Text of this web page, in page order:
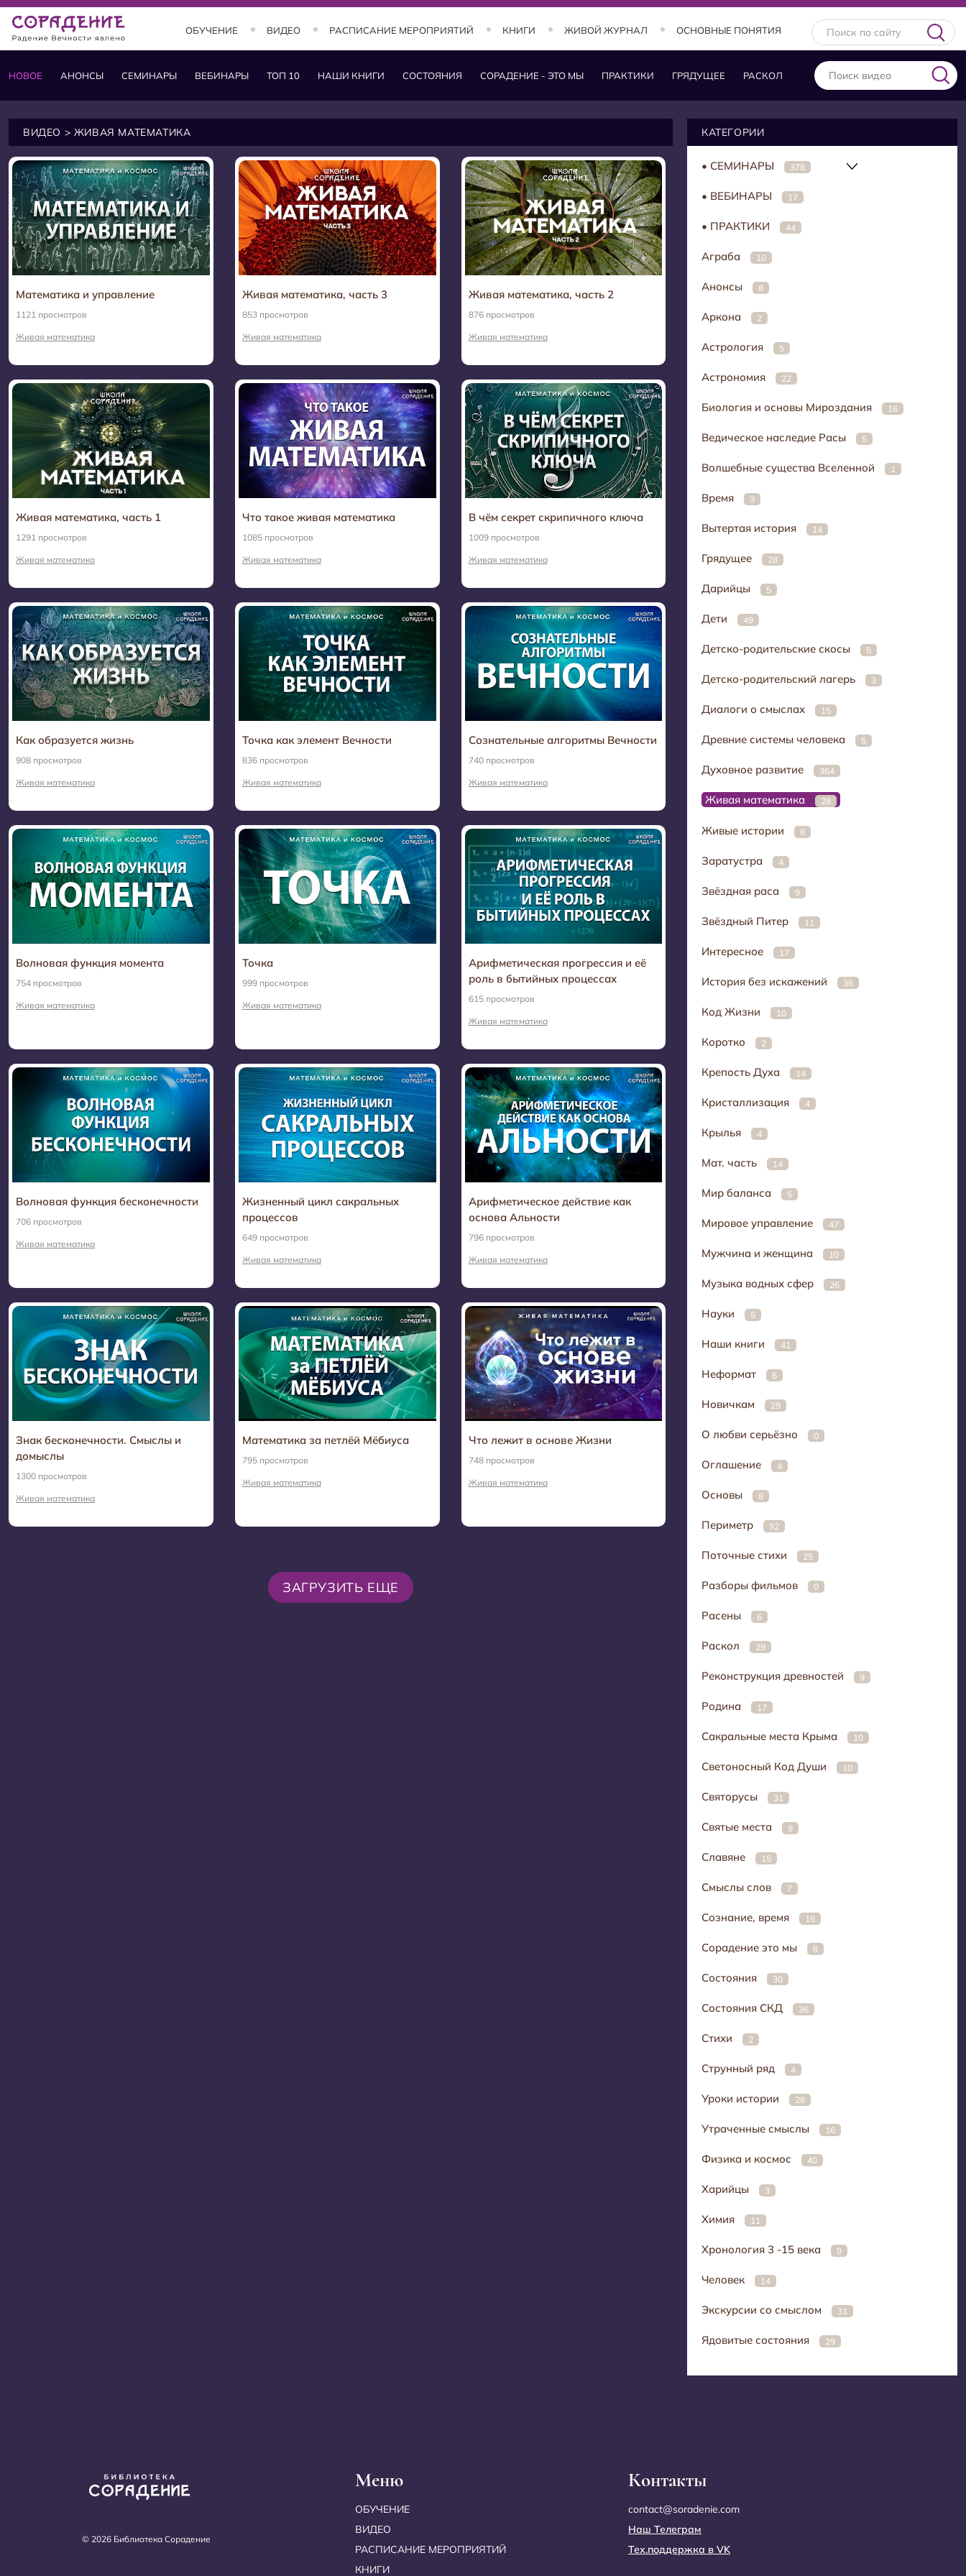
ОБУЧЕНИЕ
ОБУЧЕНИЕ
Практика
Состояния
Заставки
ВИДЕО РАСПИСАНИЕ МЕРОПРИЯТИЙ КНИГИ ЖИВОЙ ЖУРНАЛ ОСНОВНЫЕ ПОНЯТИЯ
НОВОЕ АНОНСЫ СЕМИНАРЫ ВЕБИНАРЫ ТОП 10 НАШИ КНИГИ СОСТОЯНИЯ СОРАДЕНИЕ - ЭТО МЫ ПРАКТИКИ ГРЯДУЩЕЕ РАСКОЛ
ВИДЕО > ЖИВАЯ МАТЕМАТИКА
Математика и управление
1121 просмотров
Живая математика
Живая математика, часть 3
853 просмотров
Живая математика
Живая математика, часть 2
876 просмотров
Живая математика
Живая математика, часть 1
1291 просмотров
Живая математика
Что такое живая математика
1085 просмотров
Живая математика
В чём секрет скрипичного ключа
1009 просмотров
Живая математика
Как образуется жизнь
908 просмотров
Живая математика
Точка как элемент Вечности
836 просмотров
Живая математика
Сознательные алгоритмы Вечности
740 просмотров
Живая математика
Волновая функция момента
754 просмотров
Живая математика
Точка
999 просмотров
Живая математика
Арифметическая прогрессия и её
роль в бытийных процессах
615 просмотров
Живая математика
Волновая функция бесконечности
706 просмотров
Живая математика
Жизненный цикл сакральных
процессов
649 просмотров
Живая математика
Арифметическое действие как
основа Альности
796 просмотров
Живая математика
Знак бесконечности. Смыслы и
домыслы
1300 просмотров
Живая математика
Математика за петлёй Мёбиуса
795 просмотров
Живая математика
Что лежит в основе Жизни
748 просмотров
Живая математика
ЗАГРУЗИТЬ ЕЩЕ
КАТЕГОРИИ
• СЕМИНАРЫ 378
• ВЕБИНАРЫ 17
• ПРАКТИКИ 44
Аграба 10
Анонсы 8
Аркона 2
Астрология 5
Астрономия 22
Биология и основы Мироздания 16
Ведическое наследие Расы 5
Волшебные существа Вселенной 1
Время 3
Вытертая история 14
Грядущее 28
Дарийцы 5
Дети 49
Детско-родительские скосы 5
Детско-родительский лагерь 3
Диалоги о смыслах 15
Древние системы человека 5
Духовное развитие 364
Живая математика 28
Живые истории 8
Заратустра 4
Звёздная раса 9
Звёздный Питер 11
Интересное 17
История без искажений 36
Код Жизни 10
Коротко 2
Крепость Духа 14
Кристаллизация 4
Крылья 4
Мат. часть 14
Мир баланса 5
Мировое управление 47
Мужчина и женщина 10
Музыка водных сфер 26
Науки 5
Наши книги 41
Неформат 6
Новичкам 29
О любви серьёзно 0
Оглашение 4
Основы 8
Периметр 92
Поточные стихи 25
Разборы фильмов 0
Расены 6
Раскол 29
Реконструкция древностей 9
Родина 17
Сакральные места Крыма 10
Светоносный Код Души 10
Святорусы 31
Святые места 9
Славяне 15
Смыслы слов 7
Сознание, время 16
Сорадение это мы 8
Состояния 30
Состояния СКД 36
Стихи 2
Струнный ряд 4
Уроки истории 28
Утраченные смыслы 16
Физика и космос 40
Харийцы 3
Химия 11
Хронология 3 -15 века 9
Человек 14
Экскурсии со смыслом 31
Ядовитые состояния 29
© 2026 Библиотека Сорадение
Меню
ОБУЧЕНИЕ
ВИДЕО
РАСПИСАНИЕ МЕРОПРИЯТИЙ
КНИГИ
Контакты
contact@soradenie.com
Наш Телеграм
Тех.поддержка в VK